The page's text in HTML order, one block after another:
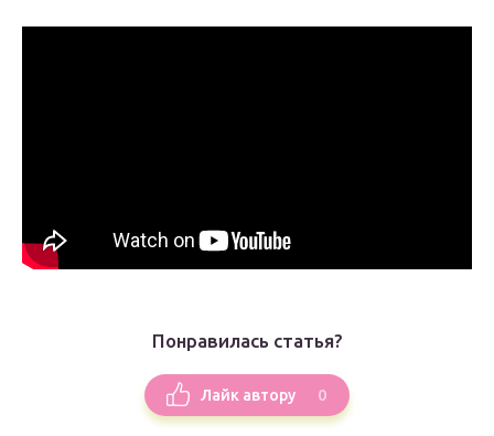
Понравилась статья?
Лайк автору 0